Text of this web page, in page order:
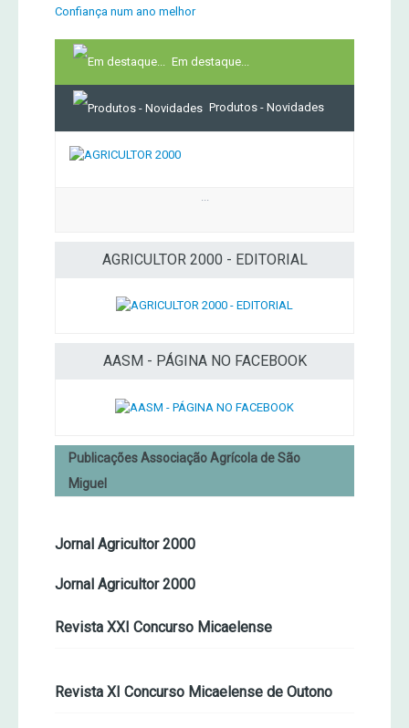
Confiança num ano melhor
Em destaque...
Produtos - Novidades
AGRICULTOR 2000 - EDITORIAL
AASM - PÁGINA NO FACEBOOK
Publicações Associação Agrícola de São
Miguel
Jornal Agricultor 2000
Jornal Agricultor 2000
Revista XXI Concurso Micaelense
Revista XI Concurso Micaelense de Outono